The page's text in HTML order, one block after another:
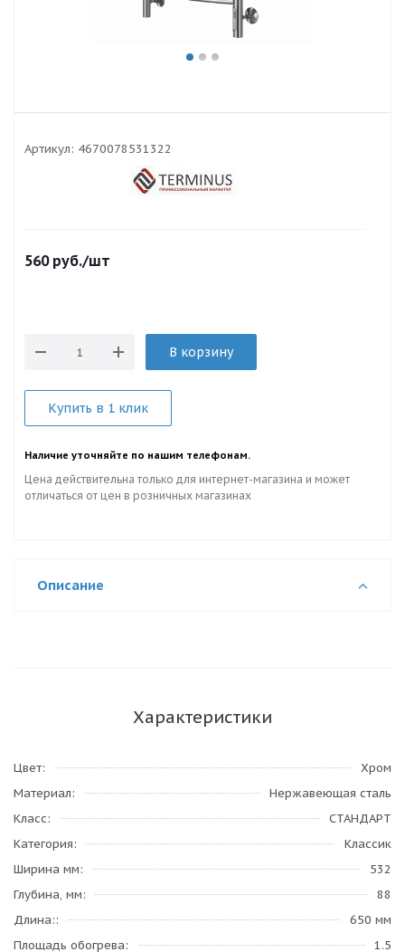
Артикул: 4670078531322
560руб./шт
В корзину
Купить в 1 клик
Наличие уточняйте по нашим телефонам.
Цена действительна только для интернет-магазина и может
отличаться от цен в розничных магазинах
Описание
Характеристики
Цвет
Хром
Материал
Нержавеющая сталь
Класс
СТАНДАРТ
Категория
Классик
Ширина мм
532
Глубина, мм
88
Длина:
650 мм
Площадь обогрева
1.5